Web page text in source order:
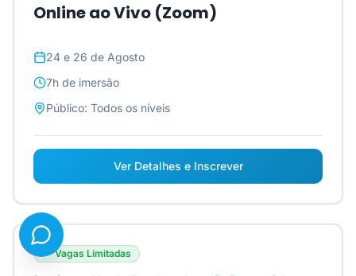
Online ao Vivo (Zoom)
24 e 26 de Agosto
7h de imersão
Público: Todos os níveis
Ver Detalhes e Inscrever
Vagas Limitadas